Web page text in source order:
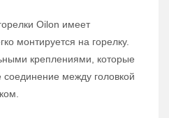
Oilon имеет
монтируется на горелку.
креплениями, которые
между головкой